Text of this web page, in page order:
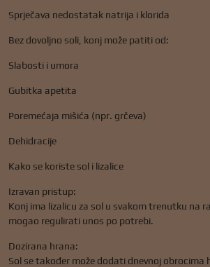
Sprječava nedostatak natrija i klorida
Bez dovoljno soli, konj može patiti od:
Slabosti i umora
Gubitka apetita
Poremećaja mišića (npr. grčeva)
Dehidracije
Kako se koriste sol i lizalice
Izravan pristup:
Konj ima lizalicu za sol u svakom trenutku na
mogao regulirati unos po potrebi.
Dozirana hrana:
Sol se također može dodati dnevnoj obrocima